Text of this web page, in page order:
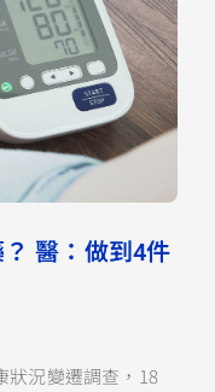
醫：做到4件
狀況變遷調查，18